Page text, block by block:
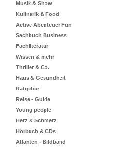
Musik & Show
Kulinarik & Food
Active Abenteuer Fun
Sachbuch Business
Fachliteratur
Wissen & mehr
Thriller & Co.
Haus & Gesundheit
Ratgeber
Reise - Guide
Young people
Herz & Schmerz
Hörbuch & CDs
Atlanten - Bildband